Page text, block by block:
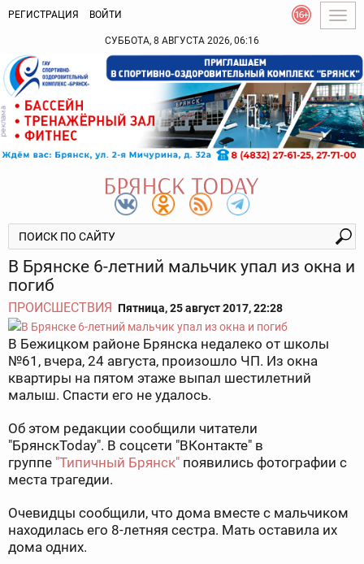
РЕГИСТРАЦИЯ ВОЙТИ
СУББОТА, 8 АВГУСТА 2026, 06:16
В Брянске 6-летний мальчик упал из окна и
погиб
ПРОИСШЕСТВИЯ Пятница, 25 август 2017, 22:28
В Бежицком районе Брянска недалеко от школы
№61, вчера, 24 августа, произошло ЧП. Из окна
квартиры на пятом этаже выпал шестилетний
малыш. Спасти его не удалось.
Об этом редакции сообщили читатели
"БрянскToday". В соцсети "ВКонтакте" в
группе "Типичный Брянск" появились фотографии с
места трагедии.
Очевидцы сообщили, что дома вместе с мальчиком
находилась его 8-летняя сестра. Мать оставила их
дома одних.